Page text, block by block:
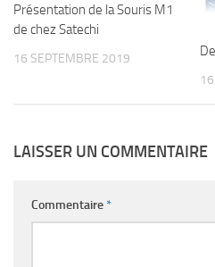
Présentation de la Souris M1
de chez Satechi
16 SEPTEMBRE 2019
LAISSER UN COMMENTAIRE
Commentaire*